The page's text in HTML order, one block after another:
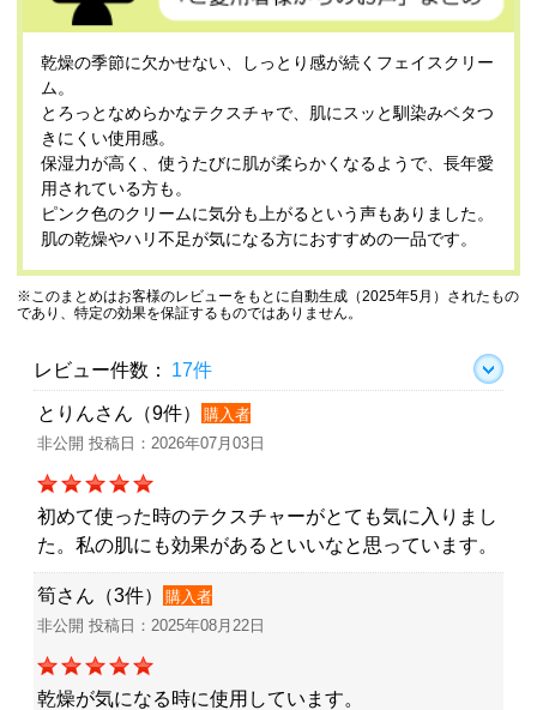
乾燥の季節に欠かせない、しっとり感が続くフェイスクリー
ム。
とろっとなめらかなテクスチャで、肌にスッと馴染みベタつ
きにくい使用感。
保湿力が高く、使うたびに肌が柔らかくなるようで、長年愛
用されている方も。
ピンク色のクリームに気分も上がるという声もありました。
肌の乾燥やハリ不足が気になる方におすすめの一品です。
※このまとめはお客様のレビューをもとに自動生成（2025年5月）されたもの
であり、特定の効果を保証するものではありません。
レビュー件数： 17件
とりんさん（9件）
購入者
非公開 投稿日：2026年07月03日
初めて使った時のテクスチャーがとても気に入りまし
た。私の肌にも効果があるといいなと思っています。
筍さん（3件）
購入者
非公開 投稿日：2025年08月22日
乾燥が気になる時に使用しています。